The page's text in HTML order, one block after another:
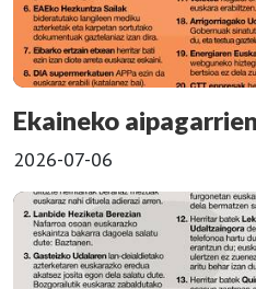
Ekaineko
2026-07-06